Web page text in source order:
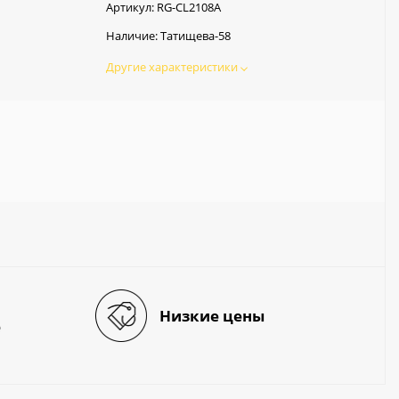
Артикул: RG-CL2108A
Наличие:Татищева-58
Другие характеристики
Низкие цены